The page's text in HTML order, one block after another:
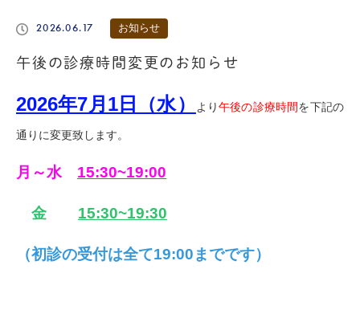
2026.06.17 お知らせ
午後の診療時間変更のお知らせ
2026年7月1日（水） より午後の診療時間を下記の
通りに変更致します。
月～水 15:30~19:00
金 15:30~19:30
（初診の受付は全て19:00までです）